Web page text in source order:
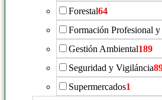
Forestal64
Formación Profesional
Gestión Ambiental189
Seguridad y Vigiláncia
Supermercados1